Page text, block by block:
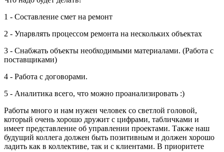
1 - Составление смет на ремонт
2 - Упарвлять процессом ремонта на нескольких объектах
3 - Снабжать объекты необходимыми материалами. (Работа с
поставщиками)
4 - Работа с договорами.
5 - Аналитика всего, что можно проанализировать :)
Работы много и нам нужен человек со светлой головой,
который очень хорошо дружит с цифрами, табличками и
имеет представление об управлении проектами. Также наш
будущий коллега должен быть позитивным и должен хорошо
ладить как в коллективе, так и с клиентами. В приоритете